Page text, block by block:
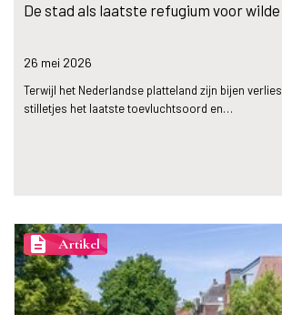
De stad als laatste refugium voor
26 mei 2026
Terwijl het Nederlandse platteland zijn bijen
stilletjes het laatste toevluchtsoord en…
description Artikel